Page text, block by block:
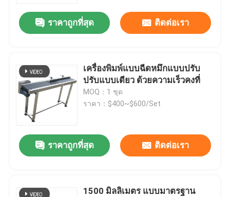
ราคาถูกที่สุด ติดต่อเรา
เครื่องพิมพ์แบบฉีดหมึกแบบปรับ
ปรับแบบเดียว ด้วยความเร็วคงที่
MOQ：1 ชุด
ราคา：$400~$600/Set
ราคาถูกที่สุด ติดต่อเรา
1500 มิลลิเมตร แบบมาตรฐาน